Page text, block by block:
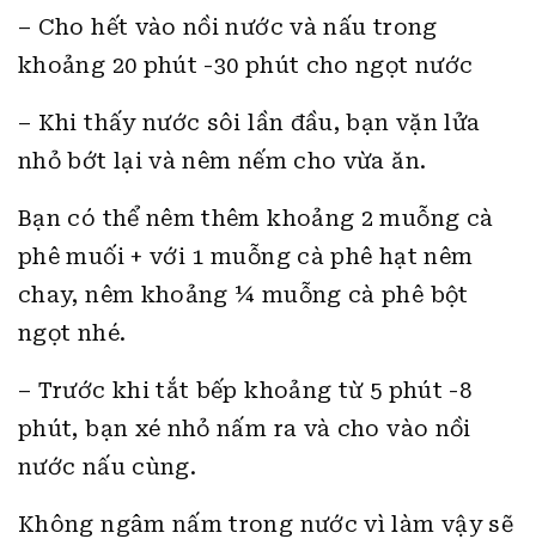
– Cho hết vào nồi nước và nấu trong
khoảng 20 phút -30 phút cho ngọt nước
– Khi thấy nước sôi lần đầu, bạn vặn lửa
nhỏ bớt lại và nêm nếm cho vừa ăn.
Bạn có thể nêm thêm khoảng 2 muỗng cà
phê muối + với 1 muỗng cà phê hạt nêm
chay, nêm khoảng ¼ muỗng cà phê bột
ngọt nhé.
– Trước khi tắt bếp khoảng từ 5 phút -8
phút, bạn xé nhỏ nấm ra và cho vào nồi
nước nấu cùng.
Không ngâm nấm trong nước vì làm vậy sẽ